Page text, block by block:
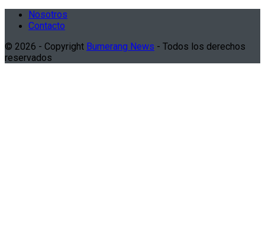
Nosotros
Contacto
© 2026 - Copyright Bumerang News - Todos los derechos
reservados